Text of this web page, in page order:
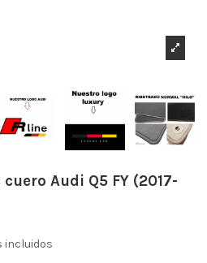
Audi Q5 FY (2017-
incluidos